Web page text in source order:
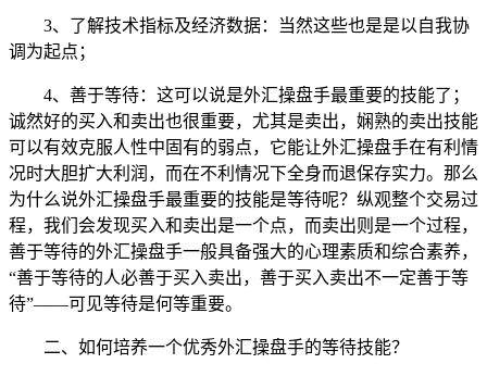
3、了解技术指标及经济数据：当然这些也是是以自我协
调为起点；
4、善于等待：这可以说是外汇操盘手最重要的技能了；
诚然好的买入和卖出也很重要，尤其是卖出，娴熟的卖出技能
可以有效克服人性中固有的弱点，它能让外汇操盘手在有利情
况时大胆扩大利润，而在不利情况下全身而退保存实力。那么
为什么说外汇操盘手最重要的技能是等待呢？纵观整个交易过
程，我们会发现买入和卖出是一个点，而卖出则是一个过程，
善于等待的外汇操盘手一般具备强大的心理素质和综合素养，
“善于等待的人必善于买入卖出，善于买入卖出不一定善于等
待”——可见等待是何等重要。
二、如何培养一个优秀外汇操盘手的等待技能？